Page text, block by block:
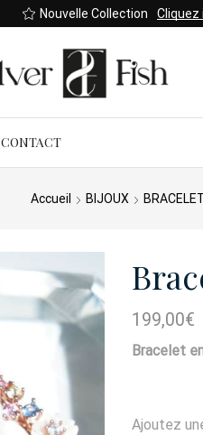
Nouvelle Collection Cliquez
CONTACT
Accueil BIJOUX
199,00€
Bracelet
Ajoutez